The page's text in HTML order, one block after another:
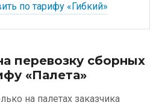
по тарифу «Гибкий»
перевозку сборных
«Палета»
на палетах заказчика